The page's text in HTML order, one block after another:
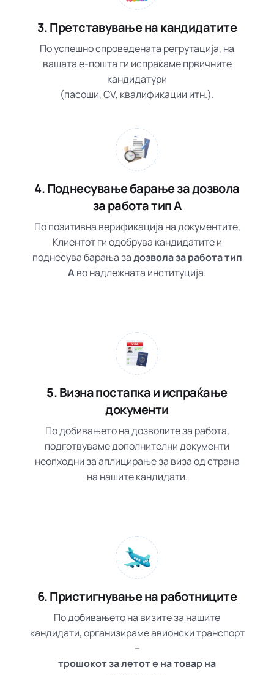
3. Претставување на кандидатите
По успешно спроведената регрутација, на
вашата е-пошта ги испраќаме првичните
кандидатури
(пасоши, CV, квалификации итн.).
4. Поднесување барање за дозвола
за работа тип А
По позитивна верификација на документите,
Клиентот ги одобрува кандидатите и
поднесува барања задозвола за работа тип
Аво надлежната институција.
5. Визна постапка и испраќање
документи
По добивањето на дозволите за работа,
подготвуваме дополнителни документи
неопходни за аплицирање за виза од страна
на нашите кандидати.
6. Пристигнување на работниците
По добивањето на визите за нашите
кандидати, организираме авионски транспорт
–
трошокот за летот е на товар на